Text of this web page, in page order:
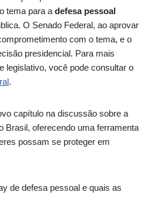
tema para a defesa pessoal
O Senado Federal, ao aprovar
com o tema, e o
presidencial. Para mais
legislativo, você pode consultar o
.
capítulo na discussão sobre a
Brasil, oferecendo uma ferramenta
possam se proteger em
de defesa pessoal e quais as